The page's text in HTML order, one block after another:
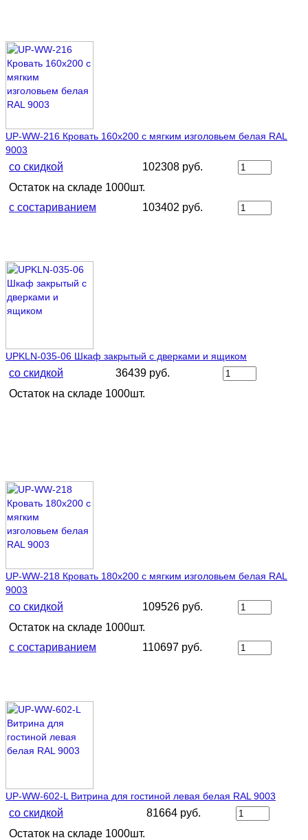
UP-WW-216 Кровать 160х200 с мягким изголовьем белая RAL
9003
со скидкой
102308 руб.
Остаток на складе 1000шт.
с состариванием
103402 руб.
UPKLN-035-06 Шкаф закрытый с дверками и ящиком
со скидкой
36439 руб.
Остаток на складе 1000шт.
UP-WW-218 Кровать 180х200 с мягким изголовьем белая RAL
9003
со скидкой
109526 руб.
Остаток на складе 1000шт.
с состариванием
110697 руб.
UP-WW-602-L Витрина для гостиной левая белая RAL 9003
со скидкой
81664 руб.
Остаток на складе 1000шт.